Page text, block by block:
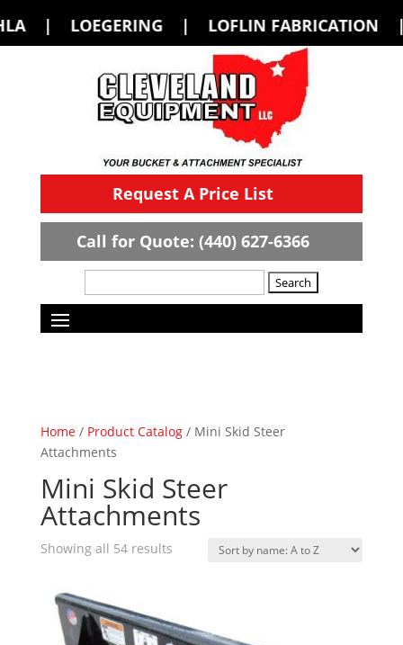
| M&M | MCMILLEN |
Request A Price List
Call for Quote: (440) 627-6366
Home/ Product Catalog/ Mini Skid Steer
Attachments
Mini Skid Steer
Attachments
Showing all 54 results